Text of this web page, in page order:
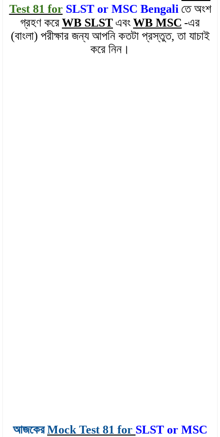
Test 81 for SLST or MSC Bengali তে অংশ
গ্রহণ করেWB SLSTএবংWB MSC -এর
(বাংলা) পরীক্ষার জন্য আপনি কতটা প্রস্তুত, তা যাচাই
করে নিন।
আজকেরMock Test 81 for SLST or MSC